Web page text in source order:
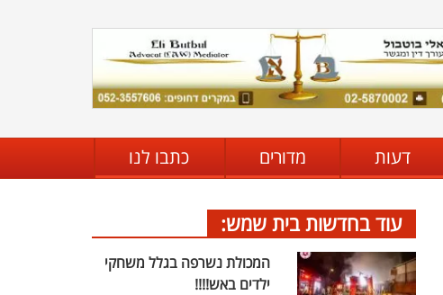
דעות מדורים כתבו לנו
עוד בחדשות בית שמש:
המכולת נשרפה בגלל משחקי
ילדים באש!!!!